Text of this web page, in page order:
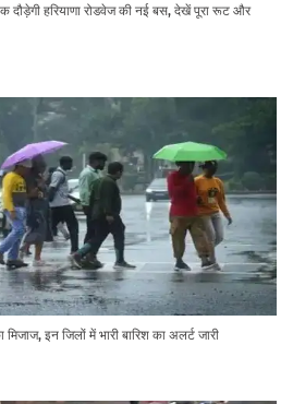
दौड़ेगी हरियाणा रोडवेज की नई बस, देखें पूरा रूट और
इन जिलों में भारी बारिश का अलर्ट जारी